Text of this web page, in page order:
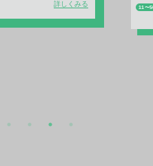
ィジカルケ